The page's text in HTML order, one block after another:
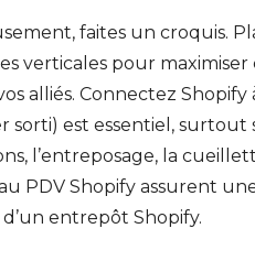
faites un croquis.
verticales pour
alliés. Connectez
sorti) est essentiel, surtout
l’entreposage, la
PDV Shopify assurent
entrepôt Shopify.